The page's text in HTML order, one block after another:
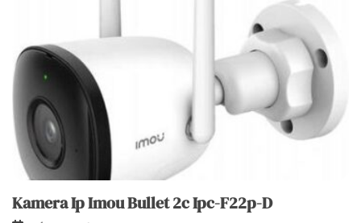
Kamera Ip Imou Bullet 2c Ipc-F22p-D